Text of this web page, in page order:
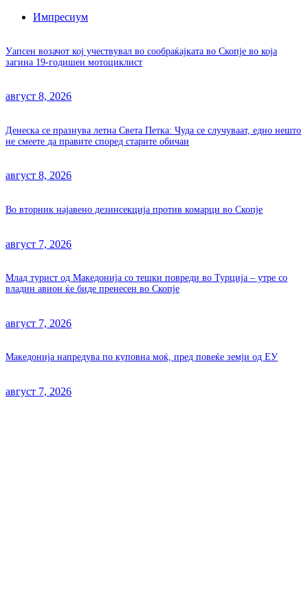
Импресиум
Уапсен возачот кој учествувал во сообраќајката во Скопје во која
загина 19-годишен мотоциклист
август 8, 2026
Денеска се празнува летна Света Петка: Чуда се случуваат, едно нешто
не смеете да правите според старите обичаи
август 8, 2026
Во вторник најавено дезинсекција против комарци во Скопје
август 7, 2026
Млад турист од Македонија со тешки повреди во Турција – утре со
владин авион ќе биде пренесен во Скопје
август 7, 2026
Македонија напредува по куповна моќ, пред повеќе земји од ЕУ
август 7, 2026